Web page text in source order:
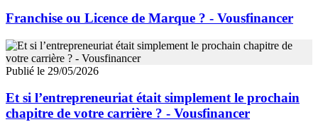
Franchise ou Licence de Marque ? - Vousfinancer
Publié le 29/05/2026
Et si l’entrepreneuriat était simplement le prochain
chapitre de votre carrière ? - Vousfinancer